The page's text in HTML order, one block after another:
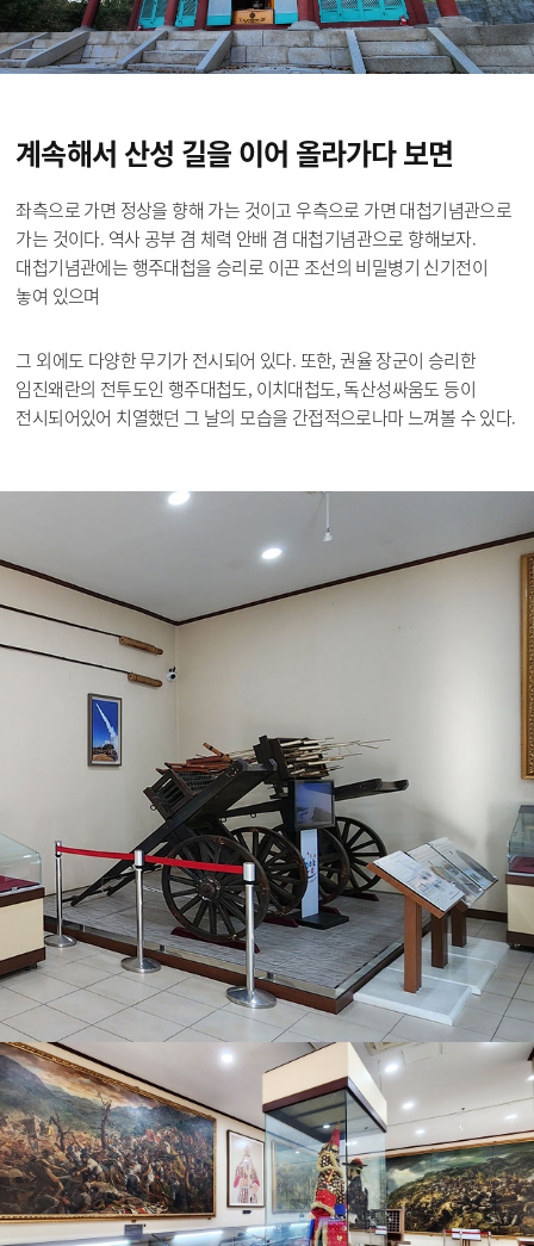
계속해서 산성 길을이어 올라가다 보면
좌측으로 가면 정상을 향해 가는 것이고 우측으로 가면 대첩기념관으로
가는 것이다. 역사 공부 겸 체력 안배 겸 대첩기념관으로 향해보자.
대첩기념관에는 행주대첩을 승리로 이끈 조선의 비밀병기 신기전이
놓여 있으며
그 외에도 다양한 무기가 전시되어 있다. 또한, 권율 장군이 승리한
임진왜란의 전투도인 행주대첩도, 이치대첩도, 독산성싸움도 등이
전시되어있어 치열했던 그 날의 모습을 간접적으로나마 느껴볼 수 있다.